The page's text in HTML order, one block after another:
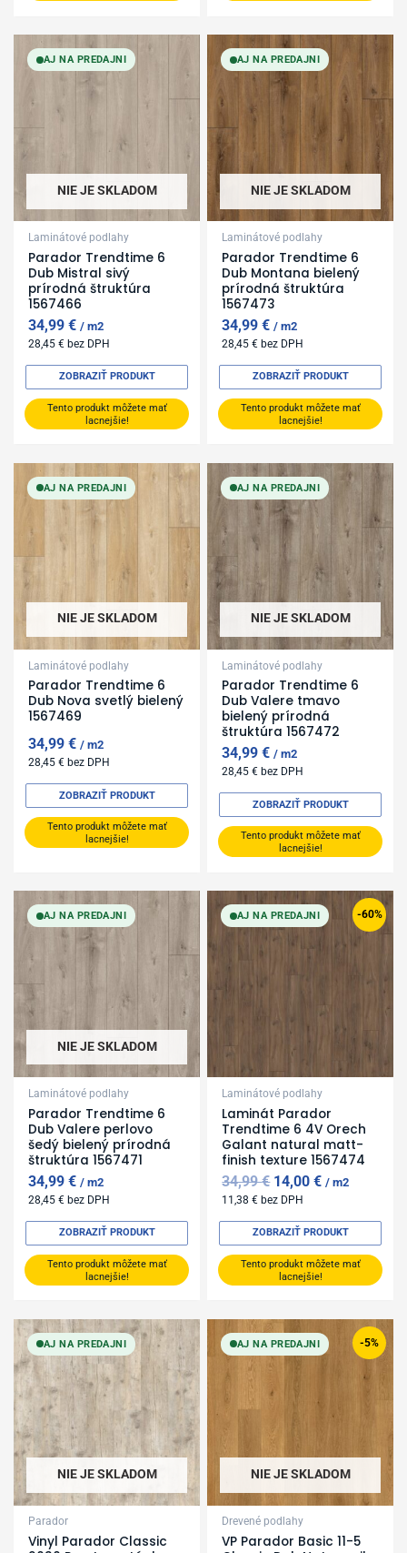
AJ NA PREDAJNI
NIE JE SKLADOM
Laminátové podlahy
Parador Trendtime 6
Dub Mistral sivý
prírodná štruktúra
1567466
34,99€ m2
28,45€ bez DPH
Tento produkt môžete mať
lacnejšie!
ZOBRAZIŤ PRODUKT
AJ NA PREDAJNI
NIE JE SKLADOM
Laminátové podlahy
Parador Trendtime 6
Dub Montana bielený
prírodná štruktúra
1567473
34,99€ m2
28,45€ bez DPH
Tento produkt môžete mať
lacnejšie!
ZOBRAZIŤ PRODUKT
AJ NA PREDAJNI
NIE JE SKLADOM
Laminátové podlahy
Parador Trendtime 6
Dub Nova svetlý bielený
1567469
34,99€ m2
28,45€ bez DPH
Tento produkt môžete mať
lacnejšie!
ZOBRAZIŤ PRODUKT
AJ NA PREDAJNI
NIE JE SKLADOM
Laminátové podlahy
Parador Trendtime 6
Dub Valere tmavo
bielený prírodná
štruktúra 1567472
34,99€ m2
28,45€ bez DPH
Tento produkt môžete mať
lacnejšie!
ZOBRAZIŤ PRODUKT
AJ NA PREDAJNI
NIE JE SKLADOM
Laminátové podlahy
Parador Trendtime 6
Dub Valere perlovo
šedý bielený prírodná
štruktúra 1567471
34,99€ m2
28,45€ bez DPH
Tento produkt môžete mať
lacnejšie!
ZOBRAZIŤ PRODUKT
-60%
AJ NA PREDAJNI
Laminátové podlahy
Laminát Parador
Trendtime 6 4V Orech
Galant natural matt-
finish texture 1567474
34,99€
Original
price
was:
34,99 €.
14,00€
Current
price
is:
14,00 €.
m2
11,38€ bez DPH
Tento produkt môžete mať
lacnejšie!
ZOBRAZIŤ PRODUKT
AJ NA PREDAJNI
NIE JE SKLADOM
Parador
Vinyl Parador Classic
-5%
AJ NA PREDAJNI
NIE JE SKLADOM
Drevené podlahy
VP Parador Basic 11-5
Original
price
was:
Current
price
is: